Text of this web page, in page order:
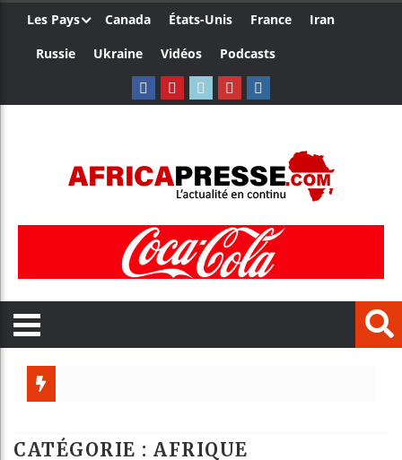
Les Pays Canada États-Unis France
Iran
Russie
Ukraine Vidéos Podcasts
CATÉGORIE : AFRIQUE